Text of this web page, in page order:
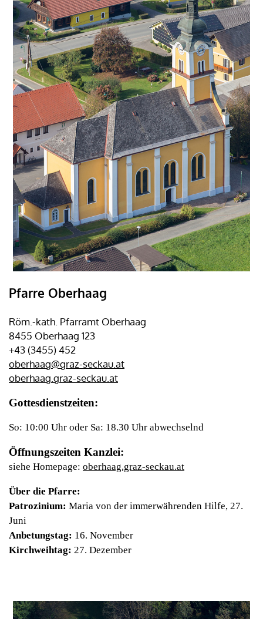
Pfarre Oberhaag
Röm.-kath. Pfarramt Oberhaag
8455 Oberhaag 123
+43 (3455) 452
oberhaag@graz-seckau.at
oberhaag.graz-seckau.at
Gottesdienstzeiten:
So: 10:00 Uhr oder Sa: 18.30 Uhr abwechselnd
Öffnungszeiten Kanzlei:
siehe Homepage: oberhaag.graz-seckau.at
Über die Pfarre:
Patrozinium: Maria von der immerwährenden Hilfe, 27.
Juni
Anbetungstag: 16. November
Kirchweihtag: 27. Dezember